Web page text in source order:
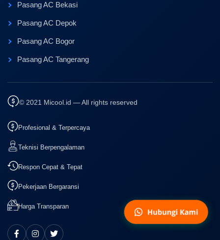
Pasang AC Bekasi
Pasang AC Depok
Pasang AC Bogor
Pasang AC Tangerang
© 2021 Micool.id — All rights reserved
Profesional & Terpercaya
Teknisi Berpengalaman
Respon Cepat & Tepat
Pekerjaan Bergaransi
Harga Transparan